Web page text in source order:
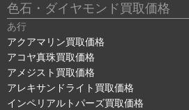
色石・ダイヤモンド買取価格
あ行
アクアマリン買取価格
アコヤ真珠買取価格
アメジスト買取価格
アレキサンドライト買取価格
インペリアルトパーズ買取価格